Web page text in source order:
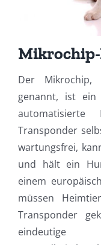
Der
genannt, ist ein
Transponder
wartungsfrei,
und hält ein
einem
müssen
Transponder